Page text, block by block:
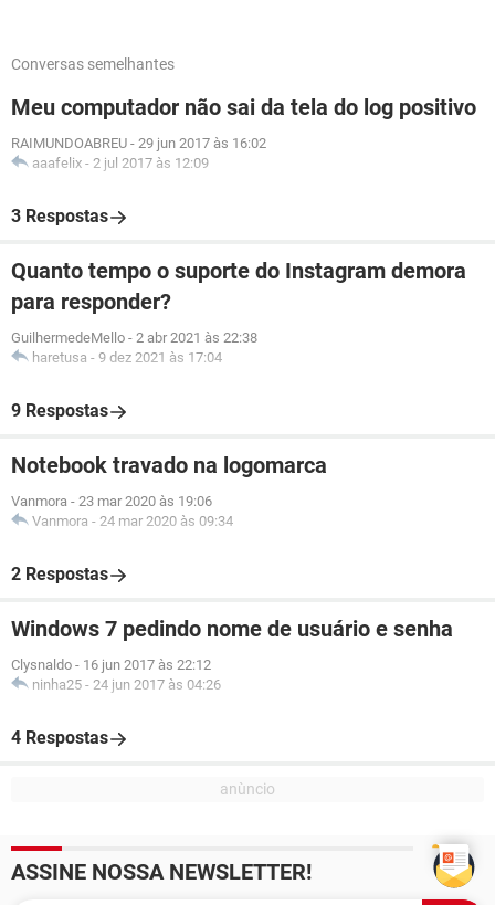
Conversas semelhantes
Meu computador não sai da tela do log positivo
RAIMUNDOABREU - 29 jun 2017 às 16:02
aaafelix - 2 jul 2017 às 12:09
3 Respostas
Quanto tempo o suporte do Instagram demora
para responder?
GuilhermedeMello - 2 abr 2021 às 22:38
haretusa - 9 dez 2021 às 17:04
9 Respostas
Notebook travado na logomarca
Vanmora - 23 mar 2020 às 19:06
Vanmora - 24 mar 2020 às 09:34
2 Respostas
Windows 7 pedindo nome de usuário e senha
Clysnaldo - 16 jun 2017 às 22:12
ninha25 - 24 jun 2017 às 04:26
4 Respostas
ASSINE NOSSA NEWSLETTER!